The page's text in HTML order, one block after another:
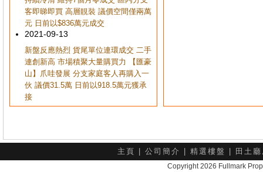
客即睇即買 高層靚裝 議價空間僅兩萬
元 日前以$836萬元成交
2021-09-13
新盤反應熱烈 貨尾單位連環成交 二手
連創新高 市場積聚大量購買力 【匯豪
山】爪哇發展 分支家庭客人再購入一
伙 議價31.5萬 日前以918.5萬元獲承
接
主頁 公司簡介 精選樓盤 田土
Copyright 2026 Fullmark